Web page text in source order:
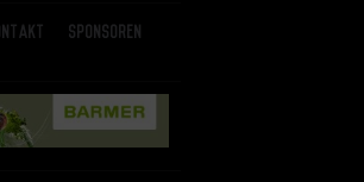
Sponsoren